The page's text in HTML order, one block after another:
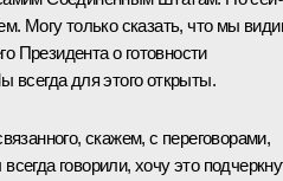
Могу только сказать, что мы
Президента о готовности
всегда для этого открыты.
скажем, с переговорами,
говорили, хочу это